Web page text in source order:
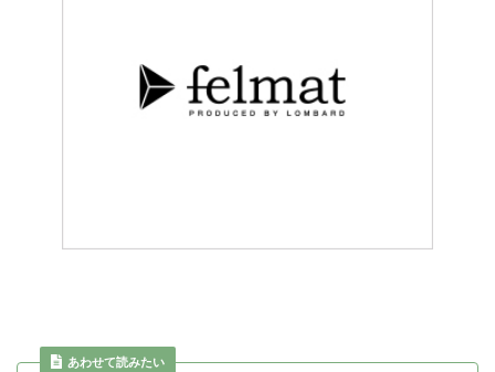
あわせて読みたい